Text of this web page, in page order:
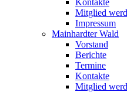
Kontakte
Mitglied
Impressum
Mainhardter Wald
Vorstand
Berichte
Termine
Kontakte
Mitglied